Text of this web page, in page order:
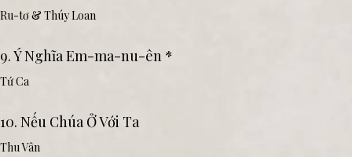
Ru-tơ & Thúy Loan
9. Ý Nghĩa Em-ma-nu-ên *
Tứ Ca
10. Nếu Chúa Ở Với Ta
Thu Vân